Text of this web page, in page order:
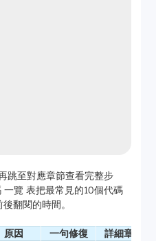
跳至對應章節查看完整步
覽 表把最常見的10個代碼
翻閱的時間。
原因 一句修復 詳細章節